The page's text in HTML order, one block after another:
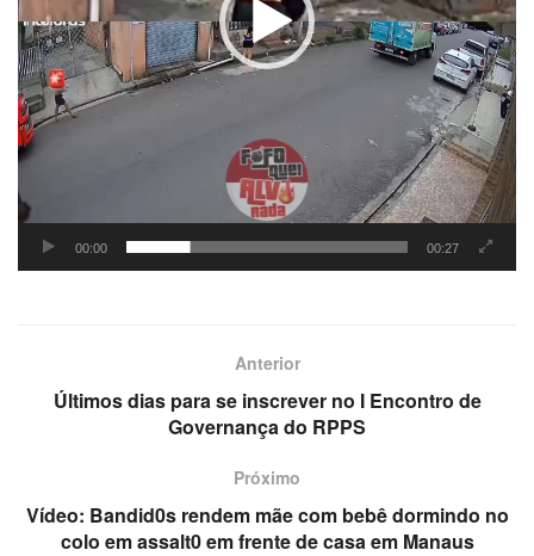
00:00 00:27
Anterior
Últimos dias para se inscrever no I Encontro de
Governança do RPPS
Próximo
Vídeo: Bandid0s rendem mãe com bebê dormindo no
colo em assalt0 em frente de casa em Manaus